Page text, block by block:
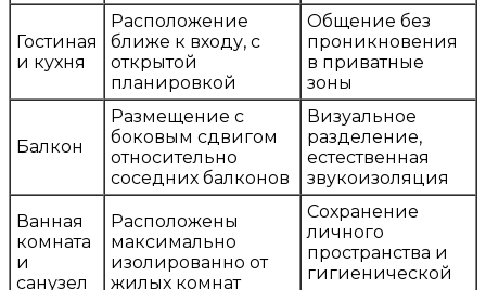
Гостиная
и кухня
Расположение
ближе к входу, с
открытой
планировкой
Общение без
проникновения
в приватные
зоны
Балкон
Размещение с
боковым сдвигом
относительно
соседних балконов
Визуальное
разделение,
естественная
звукоизоляция
Ванная
комната
и
санузел
Расположены
максимально
изолированно от
жилых комнат
Сохранение
личного
пространства и
гигиенической